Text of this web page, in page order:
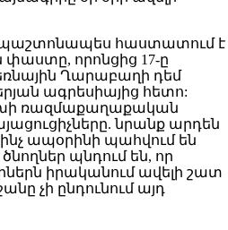
պաշտոնապես հաստատում է
փաստը, որոնցից 17-ը
Ղարաբաղի դեմ
ագրեսիայից հետո:
ռազմաքաղաքական
նրանք արդեն
ապօրինի պահվում են
պնդում են, որ
իրականում ավելի շատ
չի ընդունում այդ